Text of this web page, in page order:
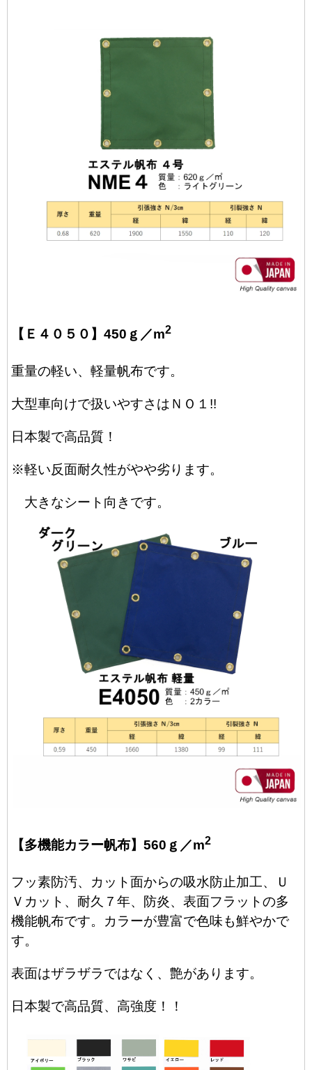
【Ｅ４０５０】450ｇ／m2
重量の軽い、軽量帆布です。
大型車向けで扱いやすさはＮＯ１!!
日本製で高品質！
※軽い反面耐久性がやや劣ります。
大きなシート向きです。
【多機能カラー帆布】560ｇ／m2
フッ素防汚、カット面からの吸水防止加工、Ｕ
Ｖカット、耐久７年、防炎、表面フラットの多
機能帆布です。カラーが豊富で色味も鮮やかで
す。
表面はザラザラではなく、艶があります。
日本製で高品質、高強度！！